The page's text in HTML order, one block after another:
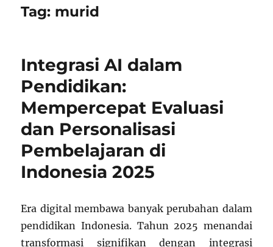
Tag: murid
Integrasi AI dalam
Pendidikan:
Mempercepat Evaluasi
dan Personalisasi
Pembelajaran di
Indonesia 2025
Era digital membawa banyak perubahan dalam
pendidikan Indonesia. Tahun 2025 menandai
transformasi signifikan dengan integrasi